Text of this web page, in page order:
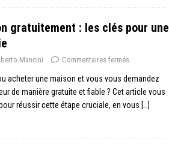
gratuitement : les clés pour une
Mancini Commentaires fermés
acheter une maison et vous vous demandez
de manière gratuite et fiable ? Cet article vous
réussir cette étape cruciale, en vous […]